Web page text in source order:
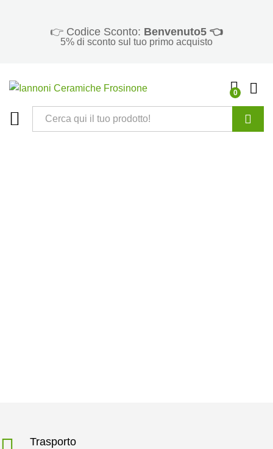
👉 Codice Sconto: Benvenuto5 👈
5% di sconto sul tuo primo acquisto
0
Trasporto